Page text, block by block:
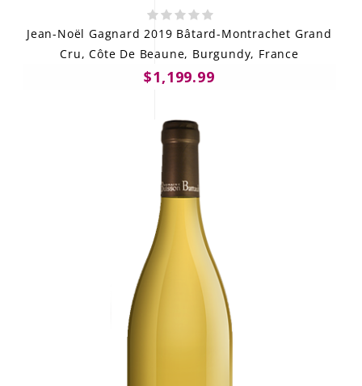
Jean-Noël Gagnard 2019 Bâtard-Montrachet Grand
Cru, Côte De Beaune, Burgundy, France
$1,199.99